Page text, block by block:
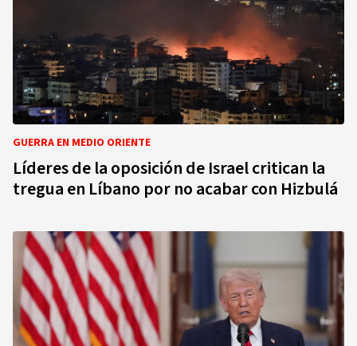
GUERRA EN MEDIO ORIENTE
Líderes de la oposición de Israel critican la
tregua en Líbano por no acabar con Hizbulá